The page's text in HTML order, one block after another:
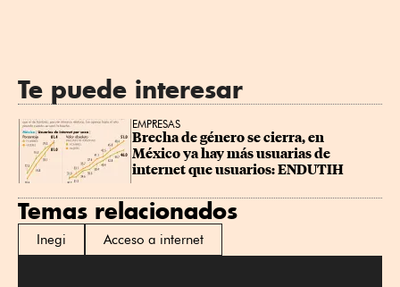
Te puede interesar
EMPRESAS
Brecha de género se cierra, en
México ya hay más usuarias de
internet que usuarios: ENDUTIH
Temas relacionados
Inegi Acceso a internet